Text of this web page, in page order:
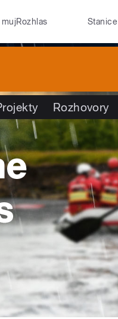
mujRozhlas Stanice
Rozhovory